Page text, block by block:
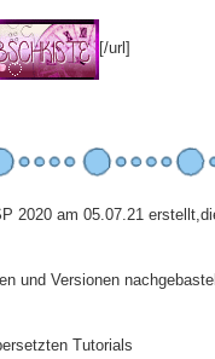
[/url]
2020 am 05.07.21
und Versionen
Tutorials